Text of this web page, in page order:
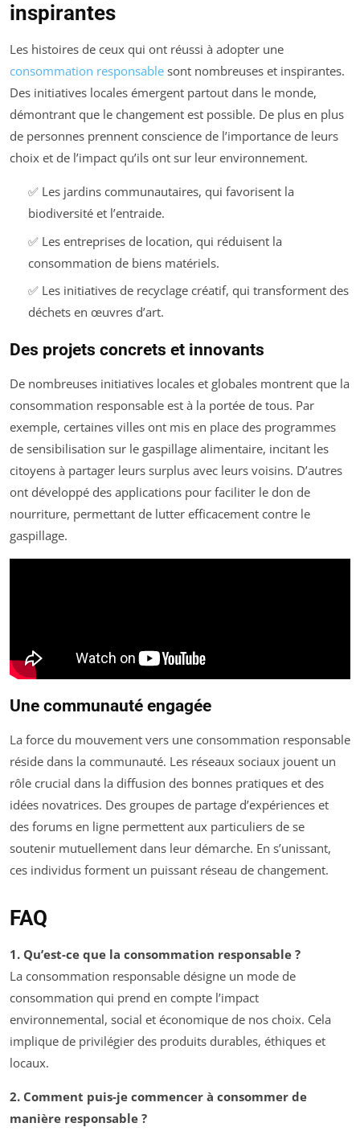
inspirantes
Les histoires de ceux qui ont réussi à adopter une
consommation responsable sont nombreuses et inspirantes.
Des initiatives locales émergent partout dans le monde,
démontrant que le changement est possible. De plus en plus
de personnes prennent conscience de l’importance de leurs
choix et de l’impact qu’ils ont sur leur environnement.
✅ Les jardins communautaires, qui favorisent la
biodiversité et l’entraide.
✅ Les entreprises de location, qui réduisent la
consommation de biens matériels.
✅ Les initiatives de recyclage créatif, qui transforment des
déchets en œuvres d’art.
Des projets concrets et innovants
De nombreuses initiatives locales et globales montrent que la
consommation responsable est à la portée de tous. Par
exemple, certaines villes ont mis en place des programmes
de sensibilisation sur le gaspillage alimentaire, incitant les
citoyens à partager leurs surplus avec leurs voisins. D’autres
ont développé des applications pour faciliter le don de
nourriture, permettant de lutter efficacement contre le
gaspillage.
Une communauté engagée
La force du mouvement vers une consommation responsable
réside dans la communauté. Les réseaux sociaux jouent un
rôle crucial dans la diffusion des bonnes pratiques et des
idées novatrices. Des groupes de partage d’expériences et
des forums en ligne permettent aux particuliers de se
soutenir mutuellement dans leur démarche. En s’unissant,
ces individus forment un puissant réseau de changement.
FAQ
1. Qu’est-ce que la consommation responsable ?
La consommation responsable désigne un mode de
consommation qui prend en compte l’impact
environnemental, social et économique de nos choix. Cela
implique de privilégier des produits durables, éthiques et
locaux.
2. Comment puis-je commencer à consommer de
manière responsable ?